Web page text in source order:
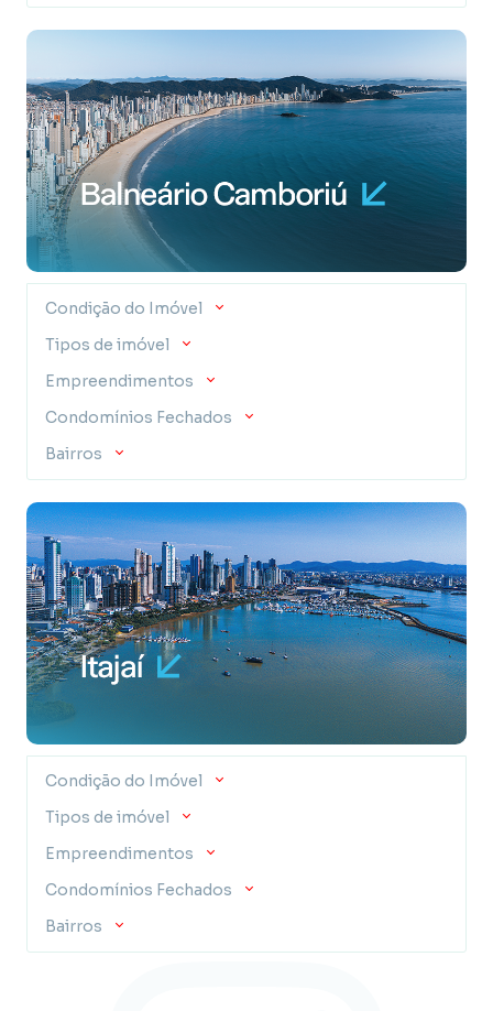
Condição do Imóvel
Tipos de imóvel
Empreendimentos
Condomínios Fechados
Bairros
Condição do Imóvel
Tipos de imóvel
Empreendimentos
Condomínios Fechados
Bairros